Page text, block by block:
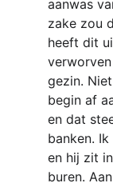
aanwas
zake zou
heeft dit
gezin.
begin af
en dat
banken. Ik
en hij zit
buren.